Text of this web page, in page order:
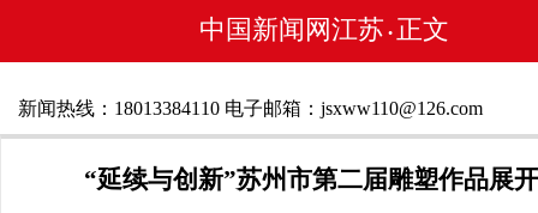
中国新闻网江苏 • 正文
新闻热线：18013384110 电子邮箱：jsxww110@126.com
“延续与创新”苏州市第二届雕塑作品展